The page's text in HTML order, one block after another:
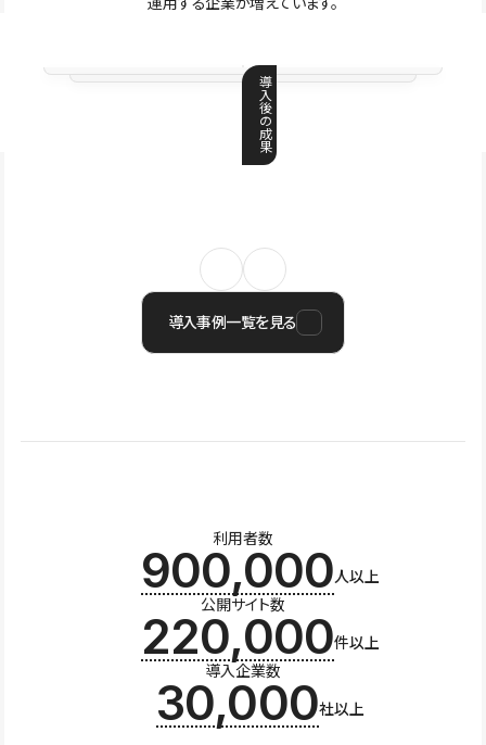
導
入
後
の
成
果
導入事例一覧を見る
利用者数
900,000人以上
公開サイト数
220,000件以上
導入企業数
30,000社以上